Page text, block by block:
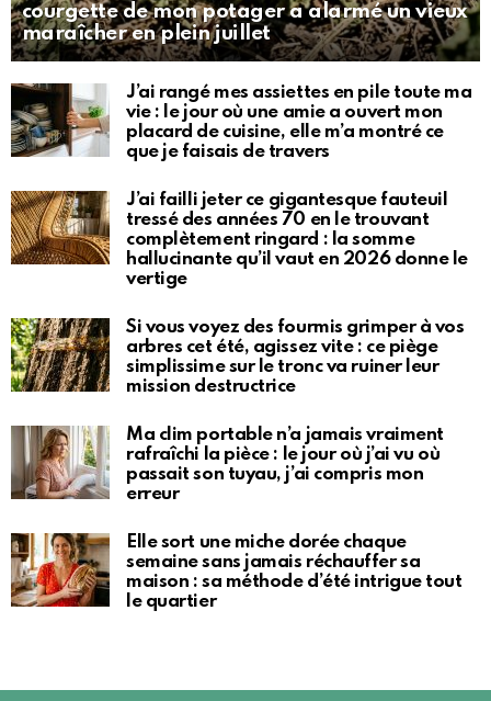
courgette de mon potager a alarmé un vieux
maraîcher en plein juillet
J’ai rangé mes assiettes en pile toute ma
vie : le jour où une amie a ouvert mon
placard de cuisine, elle m’a montré ce
que je faisais de travers
J’ai failli jeter ce gigantesque fauteuil
tressé des années 70 en le trouvant
complètement ringard : la somme
hallucinante qu’il vaut en 2026 donne le
vertige
Si vous voyez des fourmis grimper à vos
arbres cet été, agissez vite : ce piège
simplissime sur le tronc va ruiner leur
mission destructrice
Ma clim portable n’a jamais vraiment
rafraîchi la pièce : le jour où j’ai vu où
passait son tuyau, j’ai compris mon
erreur
Elle sort une miche dorée chaque
semaine sans jamais réchauffer sa
maison : sa méthode d’été intrigue tout
le quartier